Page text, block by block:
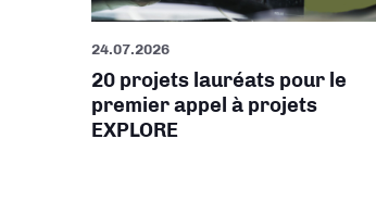
24.07.2026
20 projets lauréats pour le
premier appel à projets
EXPLORE